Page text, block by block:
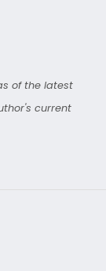
of the latest
current